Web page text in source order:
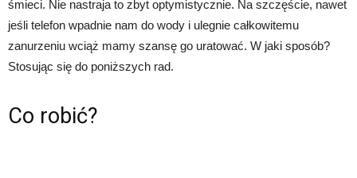
śmieci. Nie nastraja to zbyt optymistycznie. Na szczęście, nawet
jeśli telefon wpadnie nam do wody i ulegnie całkowitemu
zanurzeniu wciąż mamy szansę go uratować. W jaki sposób?
Stosując się do poniższych rad.
Co robić?